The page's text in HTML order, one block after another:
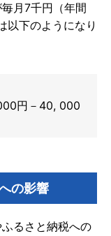
月7千円（年間
以下のようになり
円－40, 000
の影響
るさと納税への